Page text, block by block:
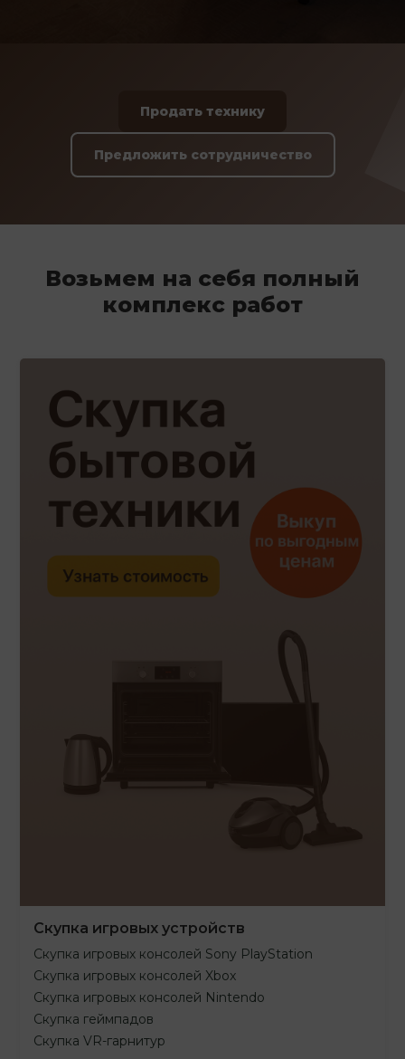
Продать технику
Предложить сотрудничество
Возьмем на себя полный
комплекс работ
Скупка игровых устройств
Скупка игровых консолей Sony PlayStation
Скупка игровых консолей Xbox
Скупка игровых консолей Nintendo
Скупка геймпадов
Скупка VR-гарнитур